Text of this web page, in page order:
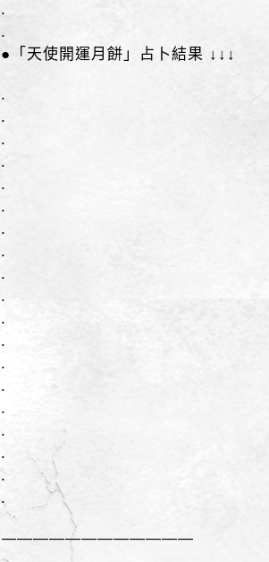
.
.
●「天使開運月餅」占卜結果 ↓↓↓
.
.
.
.
.
.
.
.
.
.
.
.
.
.
.
.
.
.
.
————————————